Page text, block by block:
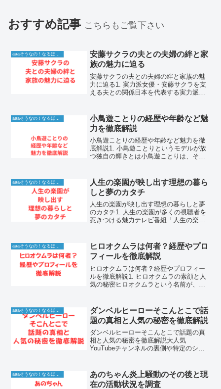
おすすめ記事 こちらもご覧下さい
aaaそうなの！なるほど！情報
安藤サクラの夫との夫婦の絆と家
族の魅力に迫る
安藤サクラの夫との夫婦の絆と家族の魅
力に迫る1. 実力派女優・安藤サクラを支
える夫との関係日本を代表する実力派女
演技が常に多くの観客の心を揺さぶるの
は、彼女自身が豊かな...
小鳥遊ことりの経歴や年齢など魅
力を徹底解説
小鳥遊ことりの経歴や年齢など魅力を徹
底解説1. 小鳥遊ことりというモデルが放
つ独自の輝きとは小鳥遊ことりは、その
ている注目の存在です。彼女がカメラの
前に立った瞬間に作り...
aaaそうなの！なるほど！情報
人生の楽園が映し出す理想の暮ら
しと夢のカタチ
人生の楽園が映し出す理想の暮らしと夢
のカタチ1. 人生の楽園が多くの視聴者を
惹きつける魅力テレビ番組「人生の楽
番組です。この番組が多くの人々を惹き
つけてやまない理由は、...
aaaそうなの！なるほど！情報
ヒロオクムラは何者？経歴やプロ
フィールを徹底解説
ヒロオクムラは何者？経歴やプロフィー
ルを徹底解説1. ヒロオクムラの素顔と人
気の秘密ヒロオクムラという名前が、お
注目を集めた彼は、独特の雰囲気と予測
不可能な芸風で多く...
ダンベルヒーローそこんとこで話
題の真相と人気の秘密を徹底解説
ダンベルヒーローそこんとこで話題の真
相と人気の秘密を徹底解説大人気
YouTubeチャンネルの裏側や特定のシー
方は非常に多いです。動画内で語られる
細かいニュアンスや話題の...
あのちゃん炎上騒動のその後と現
在の活動状況を調査